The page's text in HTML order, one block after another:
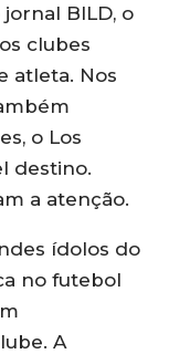
BILD, o
clubes
atleta. Nos
o Los
destino.
a atenção.
ídolos do
no futebol
A